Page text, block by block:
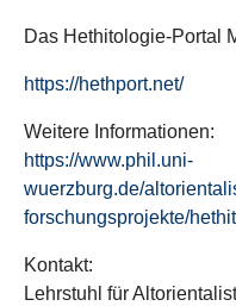
Das Hethitologie-Portal
https://hethport.net/
Weitere Informationen:
https://www.phil.uni-
wuerzburg.de/
forschungsprojekte/
Kontakt:
Lehrstuhl für